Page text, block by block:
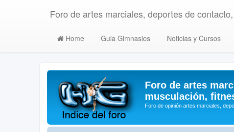
Foro de artes marciales, deportes de
Home Guia Gimnasios Noticias y Cursos
Foro de artes
musculación,
Foro de opinión artes marciales,